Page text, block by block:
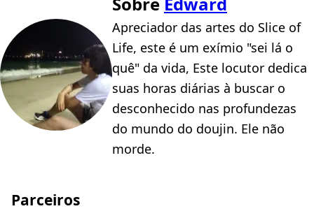
Apreciador das artes do Slice of
Life, este é um exímio "sei lá o
quê" da vida, Este locutor dedica
suas horas diárias à buscar o
desconhecido nas profundezas
do mundo do doujin. Ele não
morde.
Parceiros